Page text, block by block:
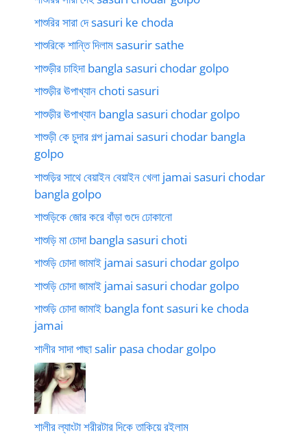
শাশুরির সারা দে sasuri ke choda
শাশুরিকে শান্তি দিলাম sasurir sathe
শাশুড়ীর চাহিদা bangla sasuri chodar golpo
শাশুড়ীর ঊপাখ্যান choti sasuri
শাশুড়ীর ঊপাখ্যান bangla sasuri chodar golpo
শাশুড়ী কে চুদার গল্প jamai sasuri chodar bangla
golpo
শাশুড়ির সাথে বেয়াইন বেয়াইন খেলা jamai sasuri chodar
bangla golpo
শাশুড়িকে জোর করে বাঁড়া গুদে ঢোকানো
শাশুড়ি মা চোদা bangla sasuri choti
শাশুড়ি চোদা জামাই jamai sasuri chodar golpo
শাশুড়ি চোদা জামাই jamai sasuri chodar golpo
শাশুড়ি চোদা জামাই bangla font sasuri ke choda
jamai
শালীর সাদা পাছা salir pasa chodar golpo
শালীর ল্যাংটা শরীরটার দিকে তাকিয়ে রইলাম